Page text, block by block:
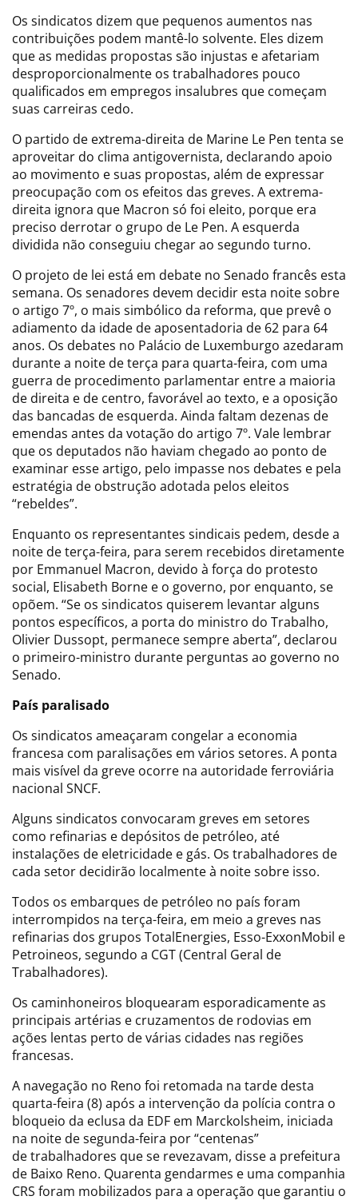
Os sindicatos dizem que pequenos aumentos nas
contribuições podem mantê-lo solvente. Eles dizem
que as medidas propostas são injustas e afetariam
desproporcionalmente os trabalhadores pouco
qualificados em empregos insalubres que começam
suas carreiras cedo.
O partido de extrema-direita de Marine Le Pen tenta se
aproveitar do clima antigovernista, declarando apoio
ao movimento e suas propostas, além de expressar
preocupação com os efeitos das greves. A extrema-
direita ignora que Macron só foi eleito, porque era
preciso derrotar o grupo de Le Pen. A esquerda
dividida não conseguiu chegar ao segundo turno.
O projeto de lei está em debate no Senado francês esta
semana. Os senadores devem decidir esta noite sobre
o artigo 7º, o mais simbólico da reforma, que prevê o
adiamento da idade de aposentadoria de 62 para 64
anos. Os debates no Palácio de Luxemburgo azedaram
durante a noite de terça para quarta-feira, com uma
guerra de procedimento parlamentar entre a maioria
de direita e de centro, favorável ao texto, e a oposição
das bancadas de esquerda. Ainda faltam dezenas de
emendas antes da votação do artigo 7º. Vale lembrar
que os deputados não haviam chegado ao ponto de
examinar esse artigo, pelo impasse nos debates e pela
estratégia de obstrução adotada pelos eleitos
“rebeldes”.
Enquanto os representantes sindicais pedem, desde a
noite de terça-feira, para serem recebidos diretamente
por Emmanuel Macron, devido à força do protesto
social, Elisabeth Borne e o governo, por enquanto, se
opõem. “Se os sindicatos quiserem levantar alguns
pontos específicos, a porta do ministro do Trabalho,
Olivier Dussopt, permanece sempre aberta”, declarou
o primeiro-ministro durante perguntas ao governo no
Senado.
País paralisado
Os sindicatos ameaçaram congelar a economia
francesa com paralisações em vários setores. A ponta
mais visível da greve ocorre na autoridade ferroviária
nacional SNCF.
Alguns sindicatos convocaram greves em setores
como refinarias e depósitos de petróleo, até
instalações de eletricidade e gás. Os trabalhadores de
cada setor decidirão localmente à noite sobre isso.
Todos os embarques de petróleo no país foram
interrompidos na terça-feira, em meio a greves nas
refinarias dos grupos TotalEnergies, Esso-ExxonMobil e
Petroineos, segundo a CGT (Central Geral de
Trabalhadores).
Os caminhoneiros bloquearam esporadicamente as
principais artérias e cruzamentos de rodovias em
ações lentas perto de várias cidades nas regiões
francesas.
A navegação no Reno foi retomada na tarde desta
quarta-feira (8) após a intervenção da polícia contra o
bloqueio da eclusa da EDF em Marckolsheim, iniciada
na noite de segunda-feira por “centenas”
de trabalhadores que se revezavam, disse a prefeitura
de Baixo Reno. Quarenta gendarmes e uma companhia
CRS foram mobilizados para a operação que garantiu o